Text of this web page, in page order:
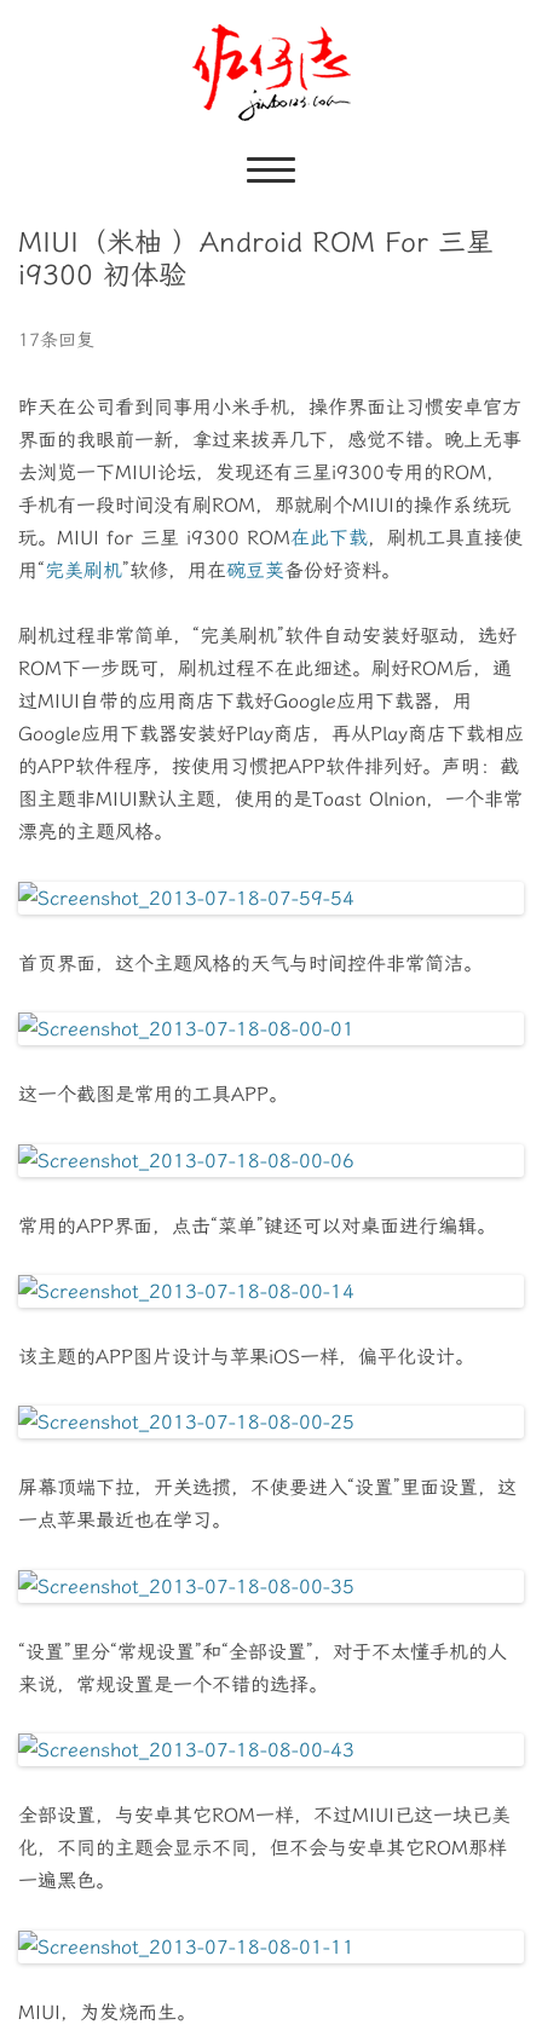
MIUI（米柚 ）Android ROM For 三星
i9300 初体验
17条回复
昨天在公司看到同事用小米手机，操作界面让习惯安卓官方
界面的我眼前一新，拿过来拔弄几下，感觉不错。晚上无事
去浏览一下MIUI论坛，发现还有三星i9300专用的ROM，
手机有一段时间没有刷ROM，那就刷个MIUI的操作系统玩
玩。MIUI for 三星 i9300 ROM在此下载，刷机工具直接使
用“完美刷机”软修，用在碗豆荚备份好资料。
刷机过程非常简单，“完美刷机”软件自动安装好驱动，选好
ROM下一步既可，刷机过程不在此细述。刷好ROM后，通
过MIUI自带的应用商店下载好Google应用下载器，用
Google应用下载器安装好Play商店，再从Play商店下载相应
的APP软件程序，按使用习惯把APP软件排列好。声明：截
图主题非MIUI默认主题，使用的是Toast Olnion，一个非常
漂亮的主题风格。
首页界面，这个主题风格的天气与时间控件非常简洁。
这一个截图是常用的工具APP。
常用的APP界面，点击“菜单”键还可以对桌面进行编辑。
该主题的APP图片设计与苹果iOS一样，偏平化设计。
屏幕顶端下拉，开关选掼，不使要进入“设置”里面设置，这
一点苹果最近也在学习。
“设置”里分“常规设置”和“全部设置”，对于不太懂手机的人
来说，常规设置是一个不错的选择。
全部设置，与安卓其它ROM一样，不过MIUI已这一块已美
化，不同的主题会显示不同，但不会与安卓其它ROM那样
一遍黑色。
MIUI，为发烧而生。